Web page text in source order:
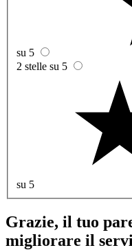
su 5
2 stelle su 5
su 5
Grazie, il tuo
migliorare il